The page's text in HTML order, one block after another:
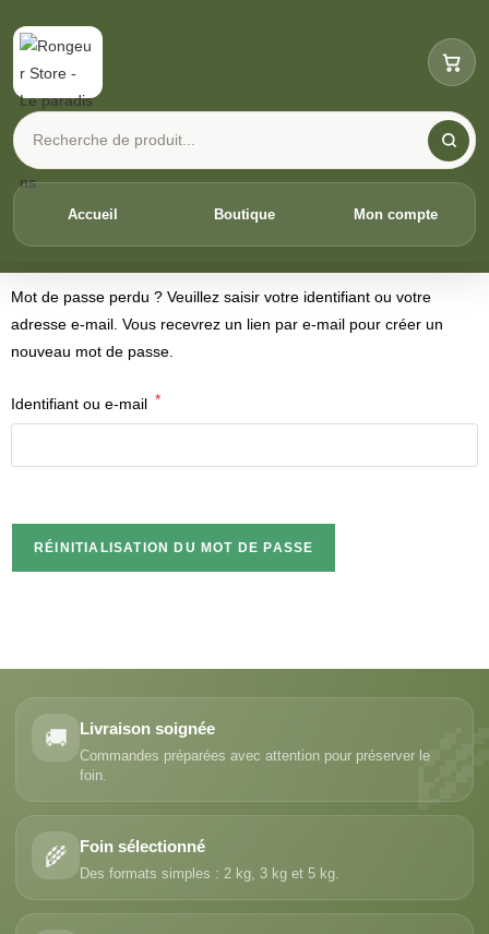
Accueil Boutique Mon compte
Mot de passe perdu ? Veuillez saisir votre identifiant ou votre
adresse e-mail. Vous recevrez un lien par e-mail pour créer un
nouveau mot de passe.
Identifiant ou e-mail *
RÉINITIALISATION DU MOT DE PASSE
🚚 Livraison soignée
Commandes préparées avec attention pour préserver le
foin.
🌾 Foin sélectionné
Des formats simples : 2 kg, 3 kg et 5 kg.